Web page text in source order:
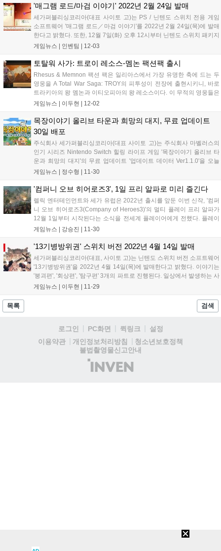
가텐)의 세계는 사실 그 어떤 세상보다 인간 안...
'매그램 로드/마검 이야기' 2022년 2월 24일 발매
세가퍼블리싱코리아(대표 사이토 고)는 PS / 닌텐도 스위치 전용 게임
소프트웨어 '매그램 로드／마검 이야기'를 2022년 2월 24일(목)에 발매
한다고 밝혔다. 또한, 12월 7일(화) 오후 12시부터 닌텐도 스위치 패키지
버전의 선주문을 시작할 예정이다. '매그램 로드/마검 이야기'는 세계관
게임뉴스 | 인벤팀 | 12-03
토탈워 사가: 트로이 레소스-멤논 팩션팩 출시
Rhesus & Memnon 팩션 팩은 일리아스에서 가장 유명한 축에 드는 두
영웅을 A Total War Saga: TROY의 피투성이 전장에 출현시키니, 바로
트라키아의 왕 멤논과 이티오피아의 왕 레소스이다. 이 무적의 영웅들은
각자 고유한 캠페인 메커니즘과 파괴적인 영웅 및 부대 능력, 그리고 총
게임뉴스 | 이두현 | 12-02
목장이야기 올리브 타운과 희망의 대지, 무료 업데이트
30일 배포
주식회사 세가퍼블리싱코리아(대표 사이토 고)는 주식회사 마벨러스의
인기 시리즈 Nintendo Switch 힐링 라이프 게임 '목장이야기 올리브 타
운과 희망의 대지'의 무료 업데이트 '업데이트 데이터 Ver1.1.0'을 오늘
배포했다고 밝혔다. 이번 업데이트에서는 올리브 타운 발전 후의 이야기
게임뉴스 | 정수형 | 11-30
'컴퍼니 오브 히어로즈3', 1일 프리 알파로 미리 즐긴다
렐릭 엔터테인먼트와 세가 유럽은 2022년 출시를 앞둔 이번 신작, '컴퍼
니 오브 히어로즈3(Company of Heroes3)'의 멀티 플레이 프리 알파가
12월 1일부터 시작된다는 소식을 전세계 플레이어에게 전했다. 플레이
어는 공식 홈페이지에서 CoH-Development에 참여하여 무료 멀티 플레
게임뉴스 | 강승진 | 11-30
'13기병방위권' 스위치 버전 2022년 4월 14일 발매
세가퍼블리싱코리아(대표, 사이토 고)는 닌텐도 스위치 버전 소프트웨어
'13기병방위권'을 2022년 4월 14일(목)에 발매한다고 밝혔다. 이야기는
'붕괴편', '회상편', '탐구편' 3개의 파트로 진행된다. 일상에서 발생하는 사
건을 통해 "파멸의 운명"의 진상을 탐구해 나가는 어드벤처 파트 '회상
게임뉴스 | 이두현 | 11-29
목록 검색
로그인 PC화면 퀵링크
설정
이용약관
개인정보처리방침
청소년보호정책
불법촬영물신고안내
(주)
인